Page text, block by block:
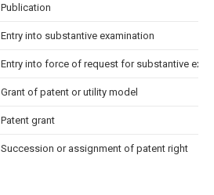
Publication
Entry into substantive examination
Entry into force of request for substantive
Grant of patent or utility model
Patent grant
Succession or assignment of patent right